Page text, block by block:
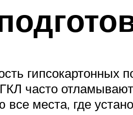
гипсокартонных
часто
все места, где